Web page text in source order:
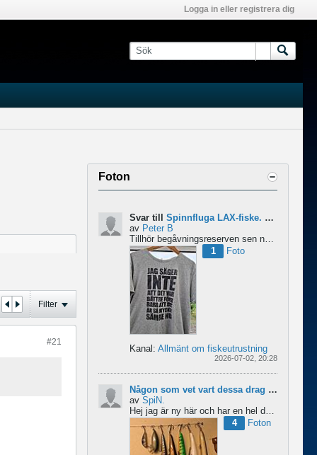
Logga in eller registrera dig
Filter
#21
Foton
Svar till Spinnfluga LAX-fiske. Abu 6500 pro rocket - Lina för kort?
av Peter B
Tillhör begåvningsreserven sen ngr år , bidrar med denna devis.
1
Foto
Kanal: Allmänt om fiskeutrustning
2026-07-02, 20:28
Någon som vet vart dessa drag kommer från ?
av SpiN.
4
Foton